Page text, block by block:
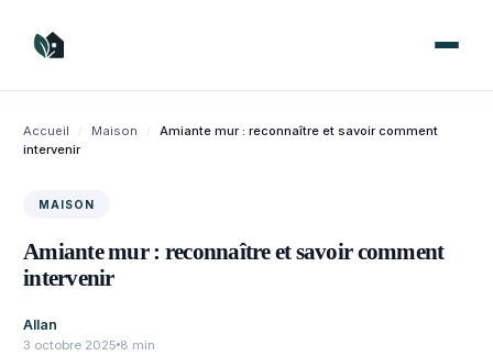
contenu
Accueil / Maison /
Amiante mur : reconnaître et savoir comment
intervenir
MAISON
Amiante mur : reconnaître et savoir comment
intervenir
Allan
3 octobre 2025 8 min